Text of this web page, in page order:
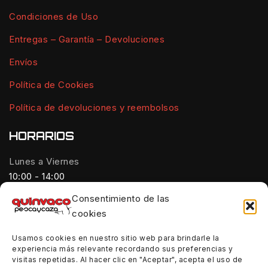
Consentimiento de las
cookies
Usamos cookies en nuestro sitio web para brindarle la
experiencia más relevante recordando sus preferencias y
visitas repetidas. Al hacer clic en "Aceptar", acepta el uso de
Condiciones de Uso
Entregas – Garantía – Devoluciones
Envíos
Política de Cookies
Política de devoluciones y reembolsos
HORARIOS
Lunes a Viernes
10:00 - 14:00
Tardes:
18:00 - 21:00
Sábados:
10:00 - 14:00